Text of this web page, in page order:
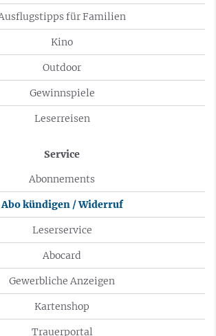
für Familien
Kino
Outdoor
Gewinnspiele
Leserreisen
Service
Abonnements
Abo kündigen / Widerruf
Leserservice
Abocard
Gewerbliche Anzeigen
Kartenshop
Trauerportal